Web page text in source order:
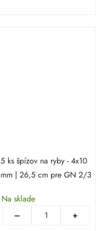
5 ks špízov na ryby - 4x10
mm | 26,5 cm pre GN 2/3
Na sklade